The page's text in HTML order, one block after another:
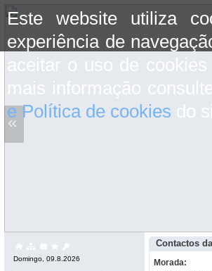
Este website utiliza
experiência de
aceitar o uso de
mais informação
e Política de cookies do
«
Domingo, 09.8.2026
Contactos
Morada: